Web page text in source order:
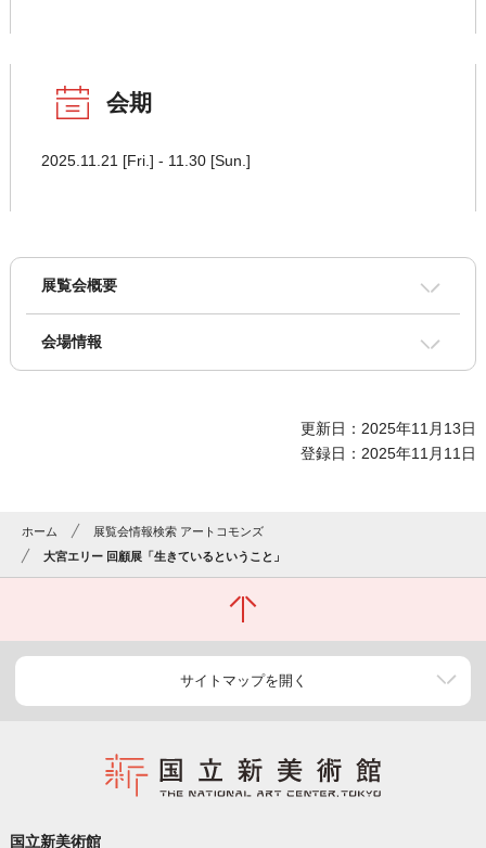
会期
2025.11.21 [Fri.] - 11.30 [Sun.]
展覧会概要
会場情報
更新日：2025年11月13日
登録日：2025年11月11日
ホーム
展覧会情報検索 アートコモンズ
大宮エリー 回顧展「生きているということ」
サイトマップを開く
国立新美術館